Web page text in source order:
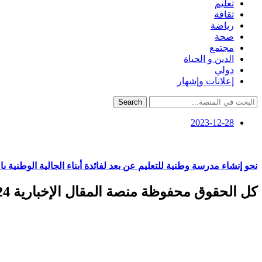
تعليم
ثقافة
رياضة
صحة
مجتمع
الدين و الحياة
دولي
إعلانات وإشهار
Search
2023-12-28
نحو إنشاء مدرسة وطنية للتعليم عن بعد لفائدة أبناء الجالية الوطنية
كل الحقوق محفوظة منصة المقال الإخبارية 2024 ©